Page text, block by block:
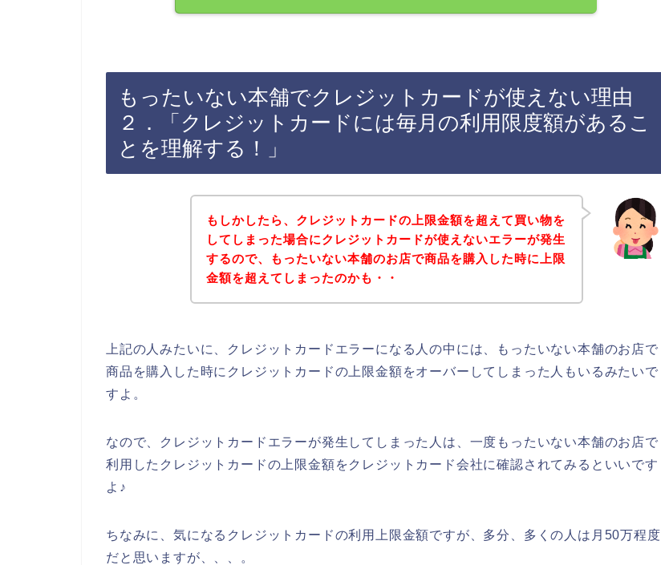
もったいない本舗でクレジットカードが使えない理由
２．「クレジットカードには毎月の利用限度額があるこ
とを理解する！」
もしかしたら、クレジットカードの上限金額を超えて買い物を
してしまった場合にクレジットカードが使えないエラーが発生
するので、もったいない本舗のお店で商品を購入した時に上限
金額を超えてしまったのかも・・
上記の人みたいに、クレジットカードエラーになる人の中には、もったいない本舗のお店で
商品を購入した時にクレジットカードの上限金額をオーバーしてしまった人もいるみたいで
すよ。
なので、クレジットカードエラーが発生してしまった人は、一度もったいない本舗のお店で
利用したクレジットカードの上限金額をクレジットカード会社に確認されてみるといいです
よ♪
ちなみに、気になるクレジットカードの利用上限金額ですが、多分、多くの人は月50万程度
だと思いますが、、、。